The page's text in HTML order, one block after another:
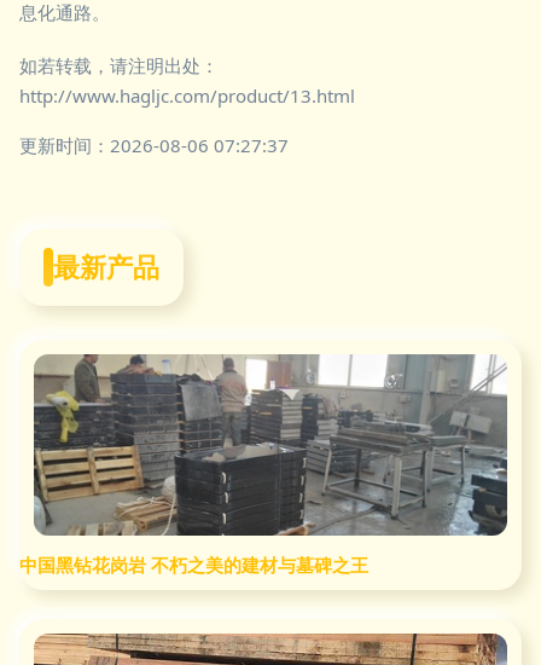
息化通路。
如若转载，请注明出处：
http://www.hagljc.com/product/13.html
更新时间：2026-08-06 07:27:37
最新产品
中国黑钻花岗岩 不朽之美的建材与墓碑之王